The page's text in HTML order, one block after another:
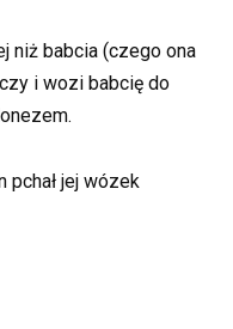
niż babcia (czego ona
i wozi babcię do
pchał jej wózek